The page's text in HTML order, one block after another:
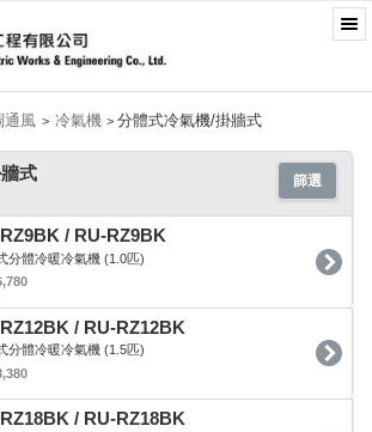
通風 > 冷氣機 > 分體式冷氣機/掛牆式
篩選
式
/ RU-RZ9BK
分體冷暖冷氣機 (1.0匹)
/ RU-RZ12BK
分體冷暖冷氣機 (1.5匹)
/ RU-RZ18BK